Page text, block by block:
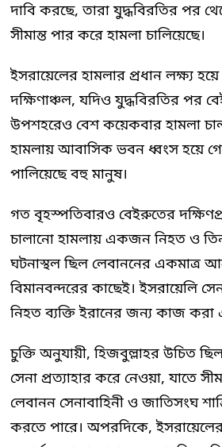
দাবি করছে, তারা যুদ্ধবিরতির পর
সীমান্ত পার করে হামলা চালিয়েছে।
ইসরায়েলের হামলার প্রধান লক্ষ্য
দক্ষিণাঞ্চল, যদিও যুদ্ধবিরতির পর
উপশহরেও বেশ কয়েকবার হামলা
হামলায় আবাসিক ভবন ধ্বংস হয়ে
পালিয়েছে বহু মানুষ।
গত বৃহস্পতিবারও বেইরুতের
চালানো হামলায় একজন নিহত ও
ঘটনাস্থল ছিল লেবাননের একমাত্র
বিমানবন্দরের কাছেই। ইসরায়েলি
নিহত ব্যক্তি ইরানের জন্য কাজ করা
চুক্তি অনুযায়ী, হিজবুল্লাহর উচিত
সেনা প্রত্যাহার করে নেওয়া, যাতে
লেবানন সেনাবাহিনী ও জাতিসংঘ
করতে পারে। অপরদিকে,